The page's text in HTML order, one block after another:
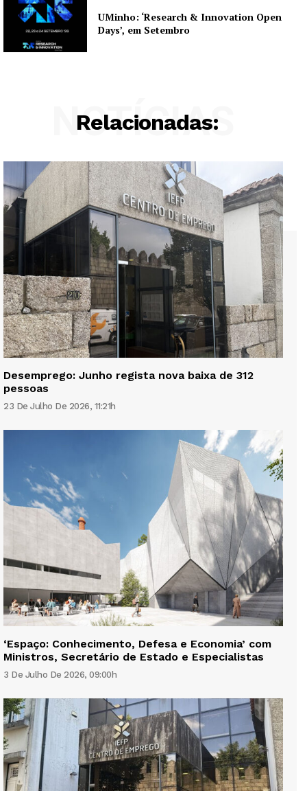
UMinho: ‘Research & Innovation Open
Days’, em Setembro
Relacionadas:
NOTÍCIAS
Desemprego: Junho regista nova baixa de 312
pessoas
23 De Julho De 2026, 11:21h
‘Espaço: Conhecimento, Defesa e Economia’ com
Ministros, Secretário de Estado e Especialistas
3 De Julho De 2026, 09:00h